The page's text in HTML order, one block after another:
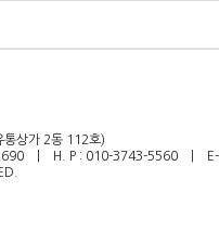
통상가 2동 112호)
| H. P : 010-3743-5560 | E-